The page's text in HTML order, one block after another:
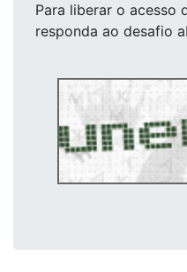
Para liberar o acesso
responda ao desafio